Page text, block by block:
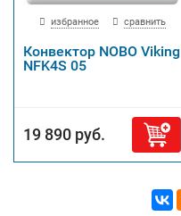
избранное сравнить
Конвектор NOBO Viking
NFK4S 05
19 890 руб.